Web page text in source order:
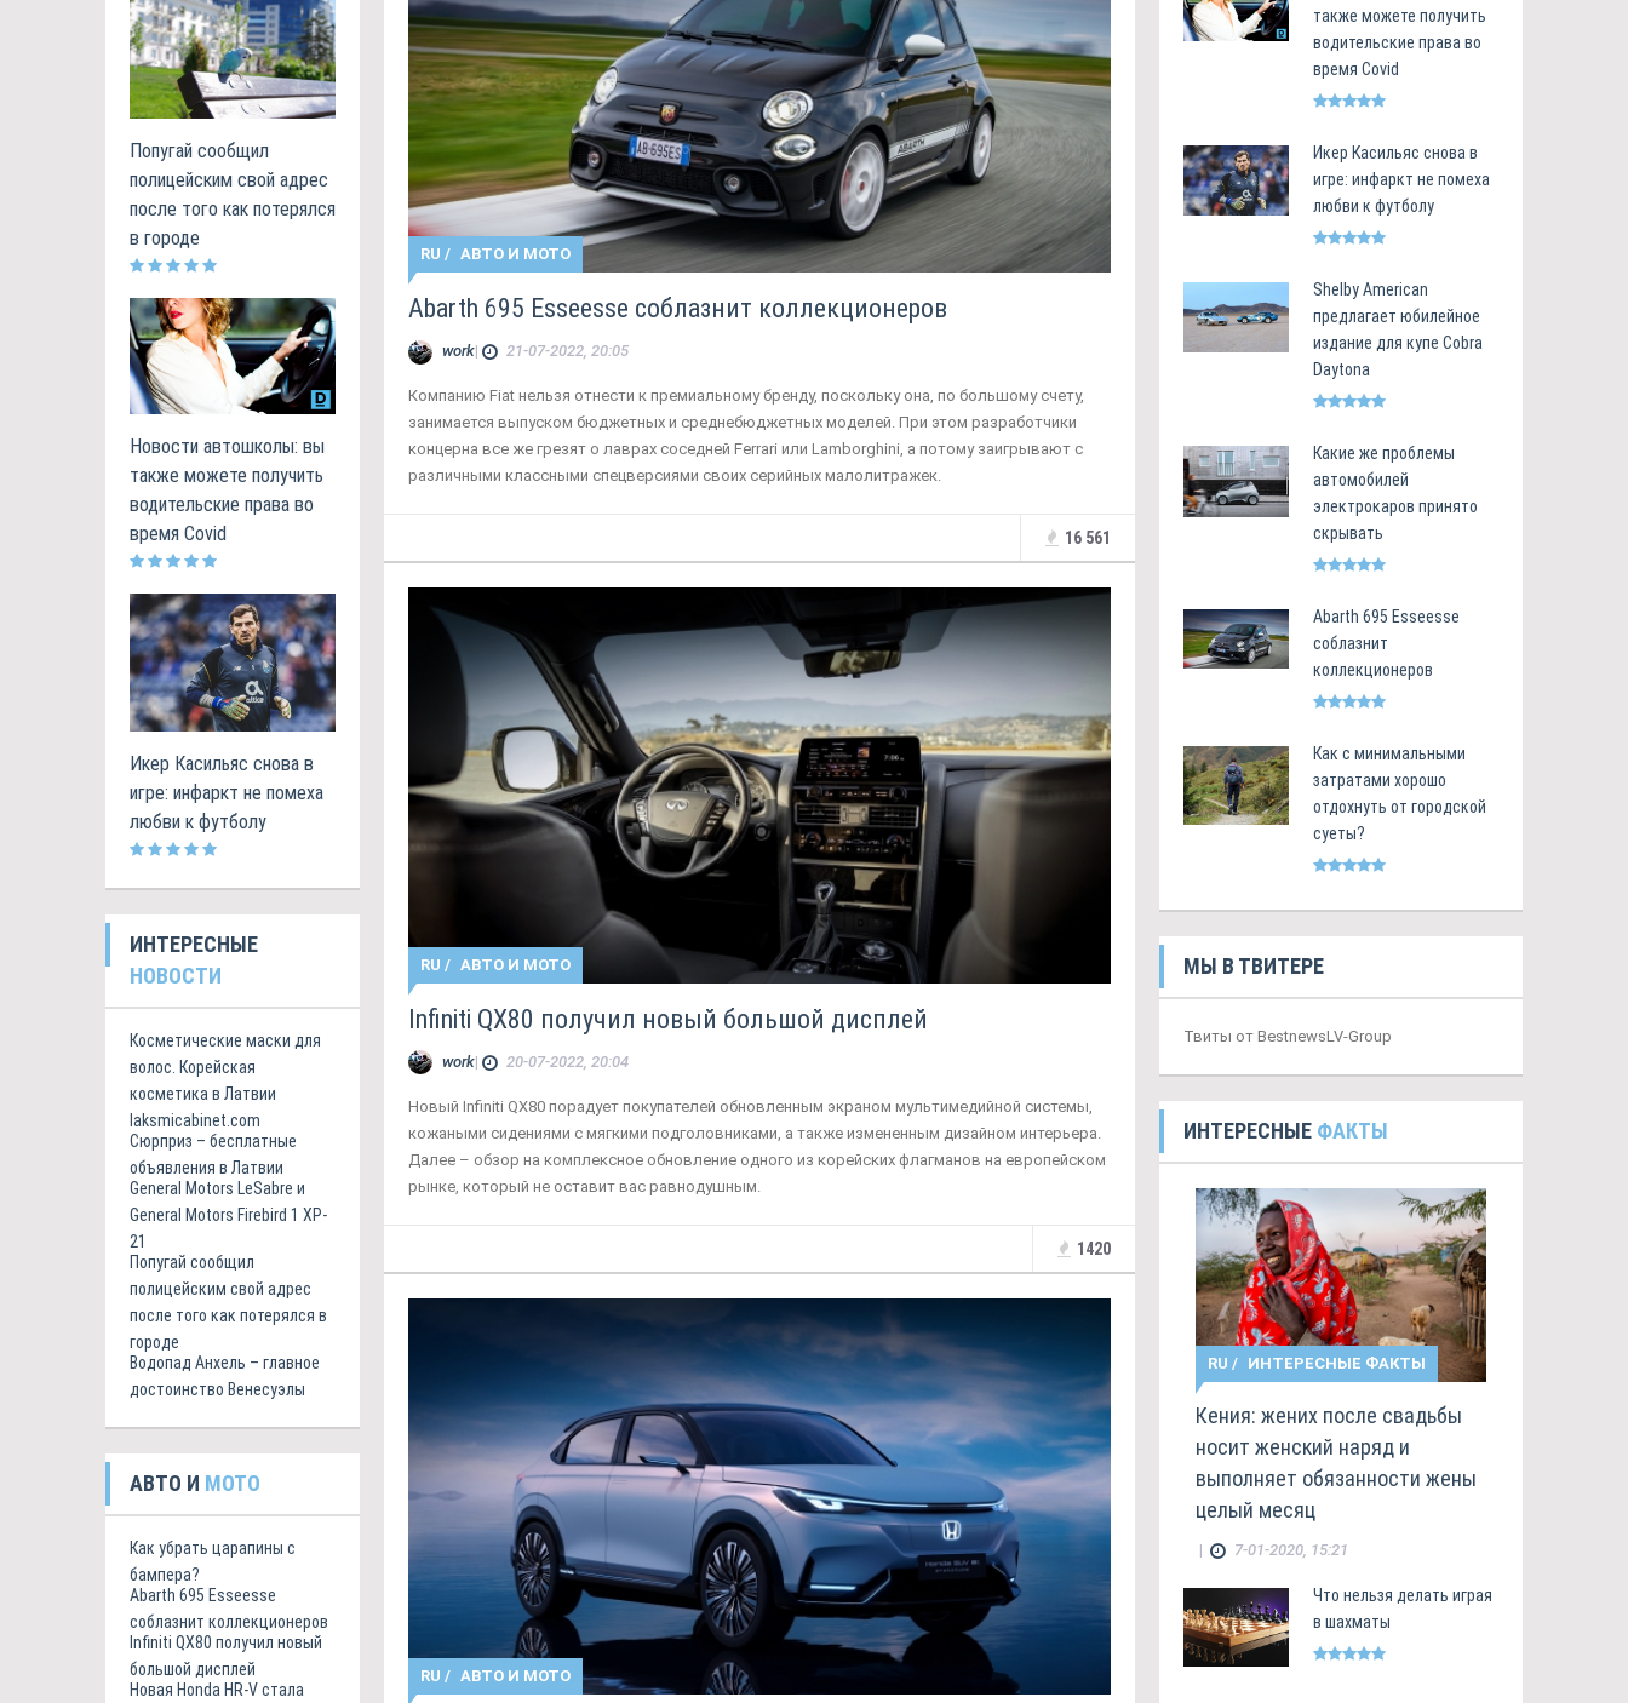
Попугай сообщил
полицейским свой адрес
после того как потерялся
в городе
Новости автошколы: вы
также можете получить
водительские права во
время Covid
Икер Касильяс снова в
игре: инфаркт не помеха
любви к футболу
ИНТЕРЕСНЫЕ
НОВОСТИ
Косметические маски для
волос. Корейская
косметика в Латвии
laksmicabinet.com
Сюрприз – бесплатные
объявления в Латвии
General Motors LeSabre и
General Motors Firebird 1 XP-
21
Попугай сообщил
полицейским свой адрес
после того как потерялся в
городе
Водопад Анхель – главное
достоинство Венесуэлы
АВТО И МОТО
Как убрать царапины с
бампера?
Abarth 695 Esseesse
соблазнит коллекционеров
Infiniti QX80 получил новый
большой дисплей
Новая Honda HR-V стала
RU / АВТО И МОТО
Abarth 695 Esseesse соблазнит коллекционеров
work| 21-07-2022, 20:05
Компанию Fiat нельзя отнести к премиальному бренду, поскольку она, по большому счету,
занимается выпуском бюджетных и среднебюджетных моделей. При этом разработчики
концерна все же грезят о лаврах соседней Ferrari или Lamborghini, а потому заигрывают с
различными классными спецверсиями своих серийных малолитражек.
16 561
RU / АВТО И МОТО
Infiniti QX80 получил новый большой дисплей
work| 20-07-2022, 20:04
Новый Infiniti QX80 порадует покупателей обновленным экраном мультимедийной системы,
кожаными сидениями с мягкими подголовниками, а также измененным дизайном интерьера.
Далее – обзор на комплексное обновление одного из корейских флагманов на европейском
рынке, который не оставит вас равнодушным.
1420
RU / АВТО И МОТО
также можете получить
водительские права во
время Covid
Икер Касильяс снова в
игре: инфаркт не помеха
любви к футболу
Shelby American
предлагает юбилейное
издание для купе Cobra
Daytona
Какие же проблемы
автомобилей
электрокаров принято
скрывать
Abarth 695 Esseesse
соблазнит
коллекционеров
Как с минимальными
затратами хорошо
отдохнуть от городской
суеты?
МЫ В ТВИТЕРЕ
Твиты от BestnewsLV-Group
ИНТЕРЕСНЫЕ ФАКТЫ
RU / ИНТЕРЕСНЫЕ ФАКТЫ
Кения: жених после свадьбы
носит женский наряд и
выполняет обязанности жены
целый месяц
| 7-01-2020, 15:21
Что нельзя делать играя
в шахматы